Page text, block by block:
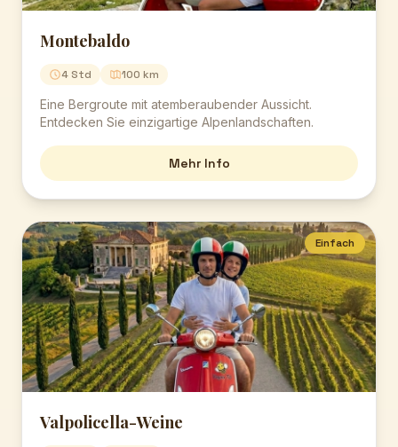
Montebaldo
4 Std 100 km
Eine Bergroute mit atemberaubender Aussicht.
Entdecken Sie einzigartige Alpenlandschaften.
Mehr Info
Einfach
Valpolicella-Weine